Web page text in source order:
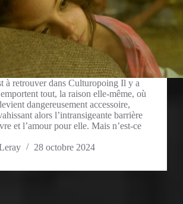
à retrouver dans Culturopoing Il y a
tout, la raison elle-même, où
dangereusement accessoire,
alors l’intransigeante barrière
et l’amour pour elle. Mais n’est-ce
28 octobre 2024